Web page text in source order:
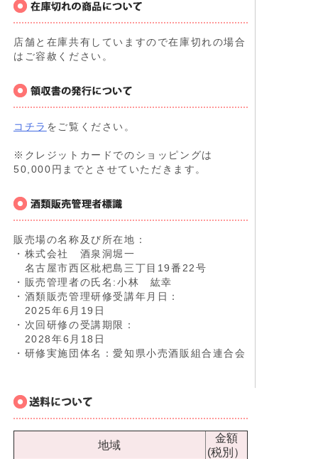
店舗と在庫共有していますので在庫切れの場合
はご容赦ください。
コチラ をご覧ください。
※クレジットカードでのショッピングは
50,000円までとさせていただきます。
販売場の名称及び所在地：
・株式会社 酒泉洞堀一
名古屋市西区枇杷島三丁目19番22号
・販売管理者の氏名:小林 紘幸
・酒類販売管理研修受講年月日：
2025年6月19日
・次回研修の受講期限：
2028年6月18日
・研修実施団体名：愛知県小売酒販組合連合会
地域
金額
(税別）